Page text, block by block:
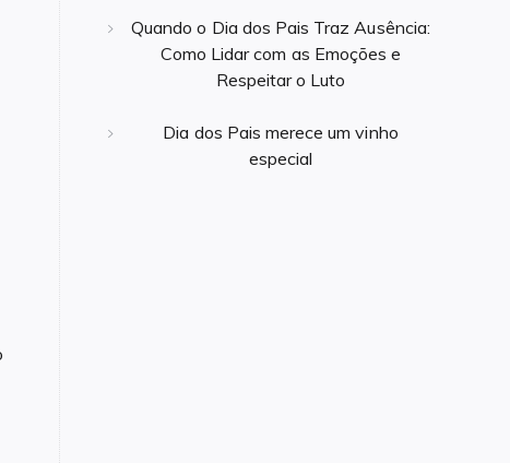
Quando o Dia dos Pais Traz Ausência:
Como Lidar com as Emoções e
Respeitar o Luto
Dia dos Pais merece um vinho
especial